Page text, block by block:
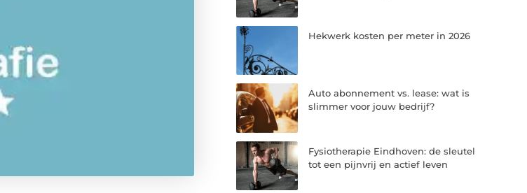
Hekwerk kosten per meter in 2026
Auto abonnement vs. lease: wat is
slimmer voor jouw bedrijf?
Fysiotherapie Eindhoven: de sleutel
tot een pijnvrij en actief leven